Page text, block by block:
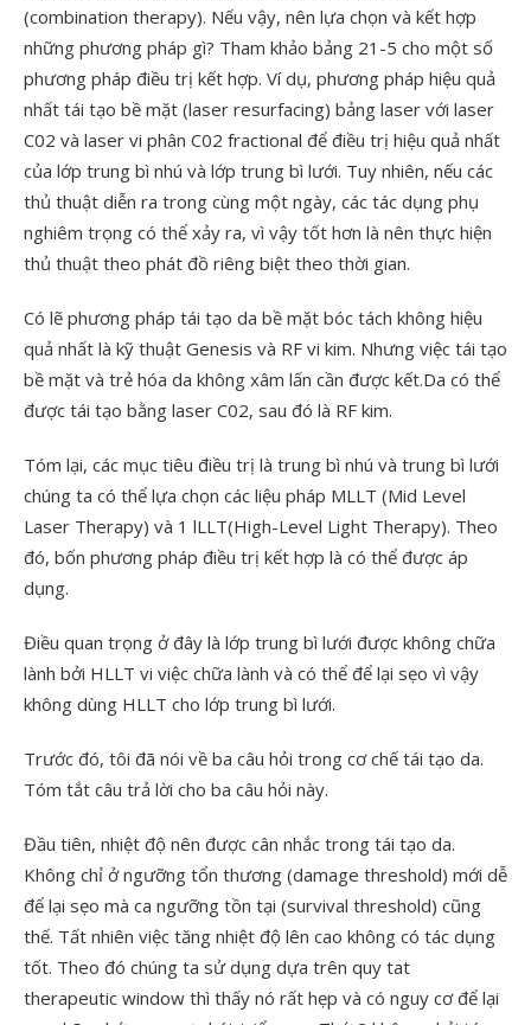
(combination therapy). Nếu vậy, nên lựa chọn và kết hợp
những phương pháp gì? Tham khảo bảng 21-5 cho một số
phương pháp điều trị kết hợp. Ví dụ, phương pháp hiệu quả
nhất tái tạo bề mặt (laser resurfacing) bảng laser với laser
C02 và laser vi phân C02 fractional để điều trị hiệu quả nhất
của lớp trung bì nhú và lớp trung bì lưới. Tuy nhiên, nếu các
thủ thuật diễn ra trong cùng một ngày, các tác dụng phụ
nghiêm trọng có thể xảy ra, vì vậy tốt hơn là nên thực hiện
thủ thuật theo phát đồ riêng biệt theo thời gian.
Có lẽ phương pháp tái tạo da bề mặt bóc tách không hiệu
quả nhất là kỹ thuật Genesis và RF vi kim. Nhưng việc tái tạo
bề mặt và trẻ hóa da không xâm lấn cần được kết.Da có thể
được tái tạo bằng laser C02, sau đó là RF kim.
Tóm lại, các mục tiêu điều trị là trung bì nhú và trung bì lưới
chúng ta có thể lựa chọn các liệu pháp MLLT (Mid Level
Laser Therapy) và 1 lLLT(High-Level Light Therapy). Theo
đó, bốn phương pháp điều trị kết hợp là có thể được áp
dụng.
Điều quan trọng ở đây là lớp trung bì lưới được không chữa
lành bởi HLLT vi việc chữa lành và có thể để lại sẹo vì vậy
không dùng HLLT cho lớp trung bì lưới.
Trước đó, tôi đã nói về ba câu hỏi trong cơ chế tái tạo da.
Tóm tắt câu trả lời cho ba câu hỏi này.
Đầu tiên, nhiệt độ nên được cân nhắc trong tái tạo da.
Không chỉ ở ngưỡng tổn thương (damage threshold) mới dễ
để lại sẹo mà ca ngưỡng tồn tại (survival threshold) cũng
thế. Tất nhiên việc tăng nhiệt độ lên cao không có tác dụng
tốt. Theo đó chúng ta sử dụng dựa trên quy tat
therapeutic window thì thấy nó rất hẹp và có nguy cơ để lại